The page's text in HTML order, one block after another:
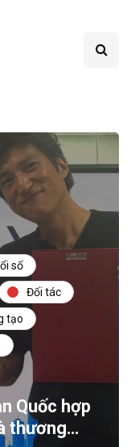
số
Đối tác
tạo
Quốc hợp
thương